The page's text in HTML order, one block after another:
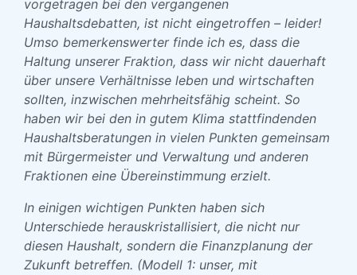
vorgetragen bei den vergangenen
Haushaltsdebatten, ist nicht eingetroffen – leider!
Umso bemerkenswerter finde ich es, dass die
Haltung unserer Fraktion, dass wir nicht dauerhaft
über unsere Verhältnisse leben und wirtschaften
sollten, inzwischen mehrheitsfähig scheint. So
haben wir bei den in gutem Klima stattfindenden
Haushaltsberatungen in vielen Punkten gemeinsam
mit Bürgermeister und Verwaltung und anderen
Fraktionen eine Übereinstimmung erzielt.
In einigen wichtigen Punkten haben sich
Unterschiede herauskristallisiert, die nicht nur
diesen Haushalt, sondern die Finanzplanung der
Zukunft betreffen. (Modell 1: unser, mit